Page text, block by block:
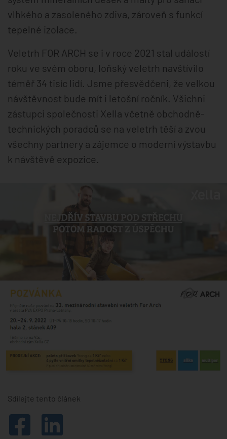
vlhkého a zasoleného zdiva, zároveň s funkcí
tepelné izolace.
Veletrh FOR ARCH se i v roce 2021 stal událostí
roku ve svém oboru, loňský veletrh navštívilo
téměř 34 tisíc lidí. Jsme přesvědčeni, že velkou
návštěvnost bude mít i letošní ročník. Všichni
zástupci společnosti Xella včetně obchodně-
technických poradců se na veletrh těší a zvou
všechny partnery a zájemce o moderní výstavbu
k návštěvě expozice.
Sdílejte tento článek